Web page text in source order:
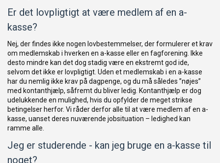
Er det lovpligtigt at være medlem af en a-
kasse?
Nej, der findes ikke nogen lovbestemmelser, der formulerer et krav
om medlemskab i hverken en a-kasse eller en fagforening. Ikke
desto mindre kan det dog stadig være en ekstremt god ide,
selvom det ikke er lovpligtigt. Uden et medlemskab i en a-kasse
har du nemlig ikke krav på dagpenge, og du må således ”nøjes”
med kontanthjælp, såfremt du bliver ledig. Kontanthjælp er dog
udelukkende en mulighed, hvis du opfylder de meget strikse
betingelser herfor. Vi råder derfor alle til at være medlem af en a-
kasse, uanset deres nuværende jobsituation – ledighed kan
ramme alle.
Jeg er studerende - kan jeg bruge en a-kasse til
noget?